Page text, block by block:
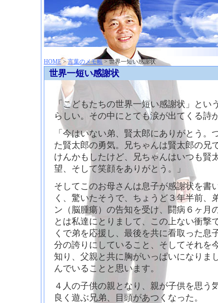
HOME>言葉のメモ帳 > 世界一短い感謝状
世界一短い感謝状
「こどもたちの世界一短い感謝状」とい
らしい。その中にとても涙が出てくる詩
「今はいない弟、賢太郎にありがとう
た賢太郎の勇気。兄ちゃんは賢太郎の兄
けんかもしたけど、兄ちゃんはいつも賢
望、そして笑顔をありがとう。」
そしてこのお母さんは息子が感謝状を書
く、驚いたそうで、ちょうど３年半前、
ン（脳腫瘍）の告知を受け、闘病６ヶ月
とは私達にとりまして、この上ない衝撃
くで弟を応援し、最後を共に看取った息
分の誇りにしていること、そしてそれを
知り、父親と共に胸がいっぱいになりま
んでいることと思います。
４人の子供の親となり、親が子供を思う
良く遊ぶ兄弟、目頭があつくなった。